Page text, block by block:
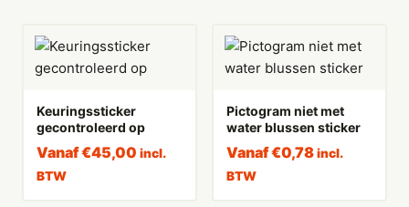
Keuringssticker
gecontroleerd op
Vanaf€45,00 incl.
BTW
Pictogram niet met
water blussen sticker
Vanaf€0,78 incl.
BTW